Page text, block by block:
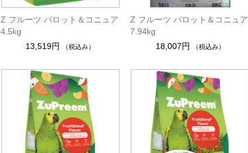
Z フルーツ パロット＆コニュア
4.5kg
13,519円
（税込み）
Z フルーツ パロット＆コニュア
7.94kg
18,007円
（税込み）